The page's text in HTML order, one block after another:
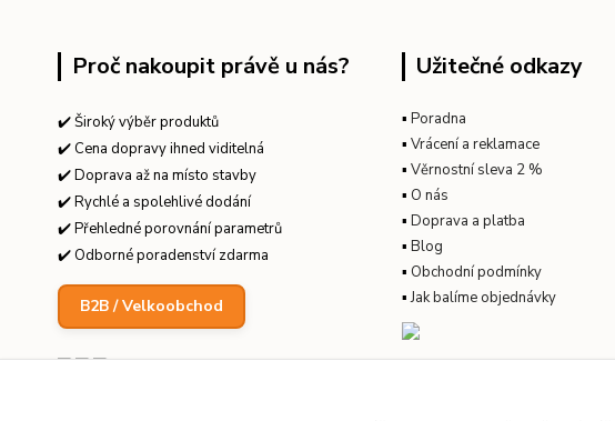
Proč nakoupit právě u nás?
✔️ Široký výběr produktů
✔️ Cena dopravy ihned viditelná
✔️ Doprava až na místo stavby
✔️ Rychlé a spolehlivé dodání
✔️ Přehledné porovnání parametrů
✔️ Odborné poradenství zdarma
B2B / Velkoobchod
Užitečné odkazy
▪ Poradna
▪ Vrácení a reklamace
▪ Věrnostní sleva 2 %
▪ O nás
▪ Doprava a platba
▪ Blog
▪ Obchodní podmínky
▪Jak balíme objednávky